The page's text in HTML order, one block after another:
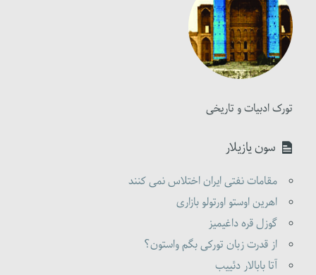
تورک ادبیات و تاریخی
سون یازیلار
مقامات نفتی ایران اختلاس نمی کنند
اهرین اوستو اورتولو بازاری
گوزل قره داغیمیز
از قدرت زبان تورکی بگم واستون؟
آتا بابالار دئییب